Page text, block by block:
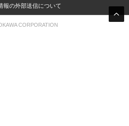
報の外部送信について
CORPORATION